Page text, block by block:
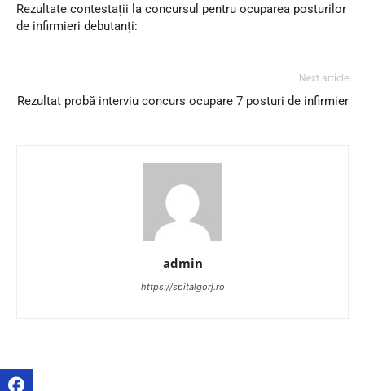
Rezultate contestații la concursul pentru ocuparea posturilor
de infirmieri debutanți:
Next article
Rezultat probă interviu concurs ocupare 7 posturi de infirmier
admin
https://spitalgorj.ro